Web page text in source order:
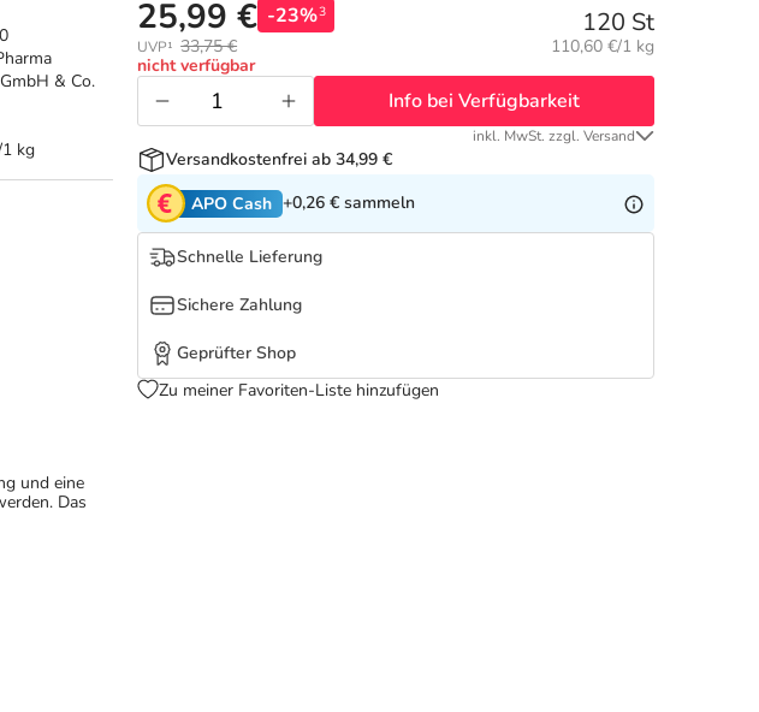
& Co.
kg
25,99 € -23%3
UVP¹ 33,75 €
120 St
Grundpreis:
110,60 €/1 kg
nicht verfügbar
Info bei Verfügbarkeit
inkl. MwSt. zzgl. Versand
Versandkostenfrei ab 34,99 €
APO Cash +0,26 € sammeln
Schnelle Lieferung
Sichere Zahlung
Geprüfter Shop
Zu meiner Favoriten-Liste hinzufügen
und eine
Das